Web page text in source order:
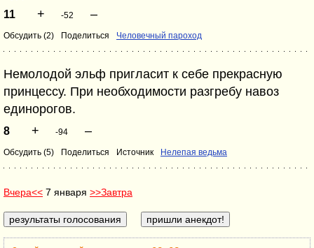
11 + -52 –
Обсудить (2) Поделиться Человечный пароход
Немолодой эльф пригласит к себе прекрасную
принцессу. При необходимости разгребу навоз
единорогов.
8 + -94 –
Обсудить (5) Поделиться Источник Нелепая ведьма
Вчера<< 7 января >>Завтра